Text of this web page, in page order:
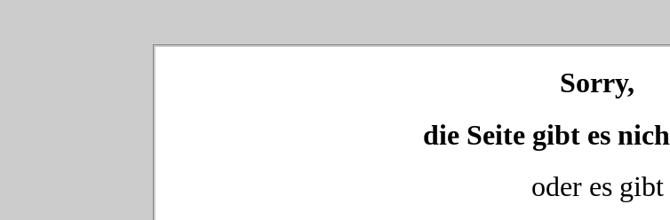
Sorry,
die Seite gibt es
oder es gibt